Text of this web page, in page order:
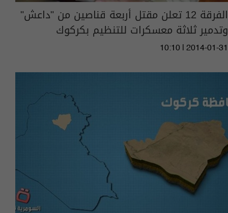
الفرقة 12 تعلن مقتل أربعة قناصين من "داعش"
وتدمير ثلاثة معسكرات للتنظيم بكركوك
10:10 | 2014-01-31